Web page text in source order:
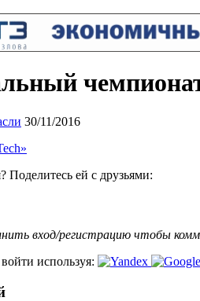
30/11/2016
Поделитесь ей с друзьями:
вход/регистрацию чтобы
используя: